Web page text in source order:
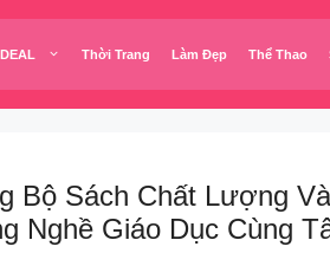
Thời Trang Làm Đẹp Thể Thao
Bộ Sách Chất Lượng
Nghề Giáo Dục Cùng